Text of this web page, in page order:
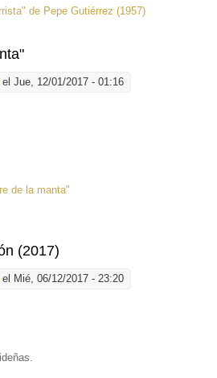
de Pepe Gutiérrez (1957)
el Jue, 12/01/2017 - 01:16
de la manta"
(2017)
el Mié, 06/12/2017 - 23:20